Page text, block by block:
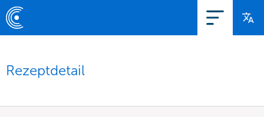
Rezeptdetail